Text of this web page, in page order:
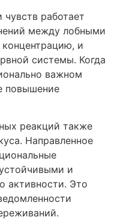
работает
между лобными
и
системы. Когда
важном
повышение
реакций также
Направленное
и
активности. Это